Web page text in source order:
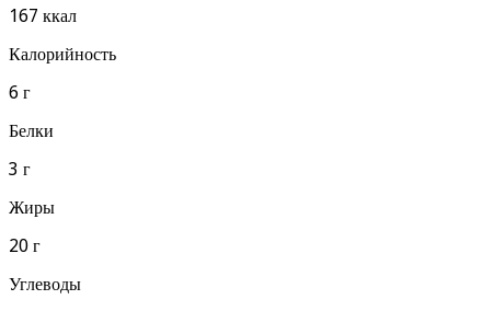
167 ккал
Калорийность
6 г
Белки
3 г
Жиры
20 г
Углеводы